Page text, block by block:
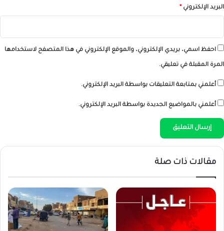
البريد الإلكتروني*
احفظ اسمي، بريدي الإلكتروني، والموقع الإلكتروني في هذا المتصفح لاستخدامها
المرة المقبلة في تعليقي.
أعلمني بمتابعة التعليقات بواسطة البريد الإلكتروني.
أعلمني بالمواضيع الجديدة بواسطة البريد الإلكتروني.
مقالات ذات صلة